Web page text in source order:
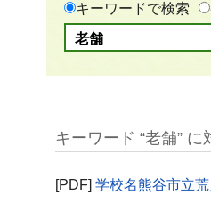
キーワードで検索
キーワード “老舗” に
[PDF] 学校名熊谷市立